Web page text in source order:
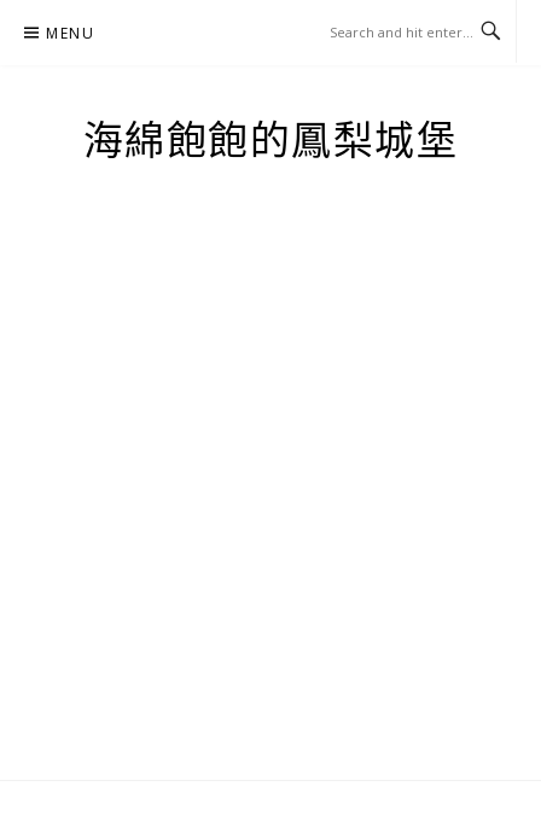
MENU
海綿飽飽的鳳梨城堡